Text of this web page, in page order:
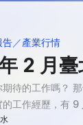
告 產業行情
2 月臺
待的工作嗎？
工作經歷，有